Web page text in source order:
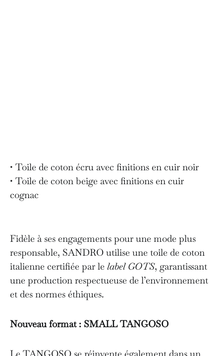
• Toile de coton écru avec finitions en cuir noir
• Toile de coton beige avec finitions en cuir
cognac
Fidèle à ses engagements pour une mode plus
responsable, SANDRO utilise une toile de coton
italienne certifiée par le label GOTS, garantissant
une production respectueuse de l’environnement
et des normes éthiques.
Nouveau format : SMALL TANGOSO